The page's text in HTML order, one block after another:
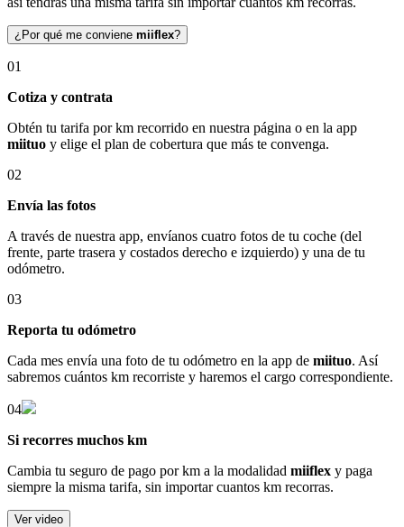
¿Por qué me conviene miiflex?
01
Cotiza y contrata
Obtén tu tarifa por km recorrido en nuestra página o en la app
miituo y elige el plan de cobertura que más te convenga.
02
Envía las fotos
A través de nuestra app, envíanos cuatro fotos de tu coche (del
frente, parte trasera y costados derecho e izquierdo) y una de tu
odómetro.
03
Reporta tu odómetro
Cada mes envía una foto de tu odómetro en la app de miituo. Así
sabremos cuántos km recorriste y haremos el cargo correspondiente.
04
Si recorres muchos km
Cambia tu seguro de pago por km a la modalidad miiflex y paga
siempre la misma tarifa, sin importar cuantos km recorras.
Ver video